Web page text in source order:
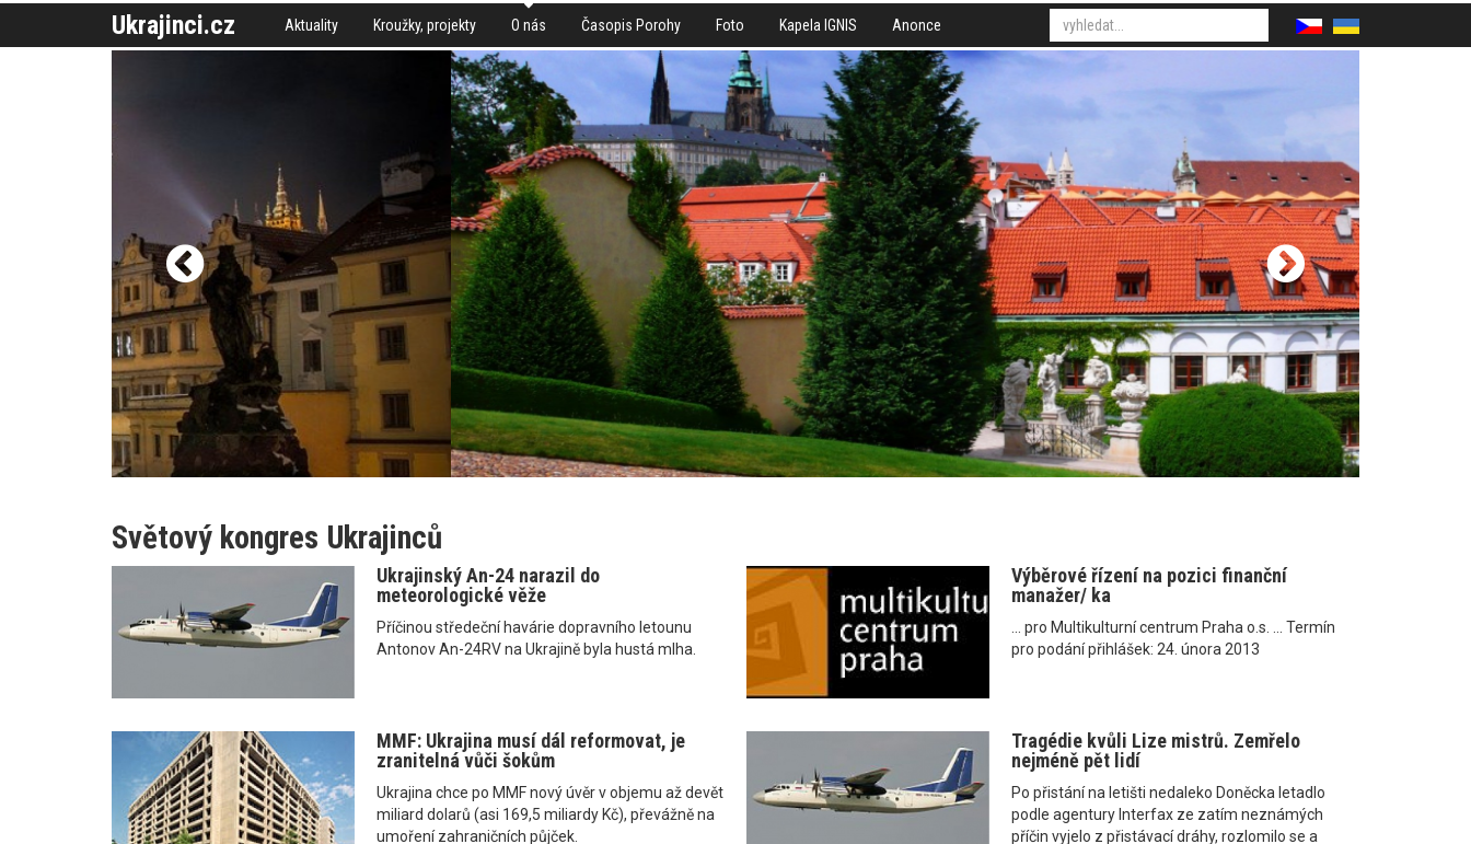
Ukrajinci.cz Aktuality Kroužky, projekty O nás Časopis Porohy Foto Kapela IGNIS Anonce
Světový kongres Ukrajinců
Ukrajinský An-24 narazil do
meteorologické věže
Příčinou středeční havárie dopravního letounu
Antonov An-24RV na Ukrajině byla hustá mlha.
Výběrové řízení na pozici finanční
manažer/ ka
... pro Multikulturní centrum Praha o.s. ... Termín
pro podání přihlášek: 24. února 2013
MMF: Ukrajina musí dál reformovat, je
zranitelná vůči šokům
Ukrajina chce po MMF nový úvěr v objemu až devět
miliard dolarů (asi 169,5 miliardy Kč), převážně na
umoření zahraničních půjček.
Tragédie kvůli Lize mistrů. Zemřelo
nejméně pět lidí
Po přistání na letišti nedaleko Doněcka letadlo
podle agentury Interfax ze zatím neznámých
příčin vyjelo z přistávací dráhy, rozlomilo se a